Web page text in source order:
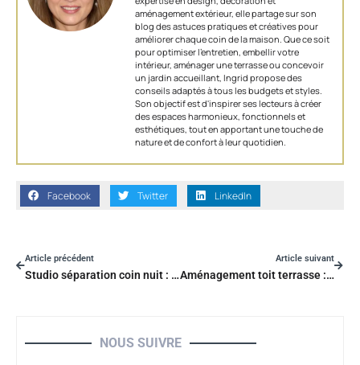
aménagement extérieur, elle partage sur son
blog des astuces pratiques et créatives pour
améliorer chaque coin de la maison. Que ce soit
pour optimiser l’entretien, embellir votre
intérieur, aménager une terrasse ou concevoir
un jardin accueillant, Ingrid propose des
conseils adaptés à tous les budgets et styles.
Son objectif est d'inspirer ses lecteurs à créer
des espaces harmonieux, fonctionnels et
esthétiques, tout en apportant une touche de
nature et de confort à leur quotidien.
Facebook Twitter LinkedIn
Article précédent
Studio séparation coin nuit : les 9 idées faciles pour plus d’intimité
Article suivant
Aménagement toit terrasse : les 9 étapes pour réussir votre projet urbain
NOUS SUIVRE